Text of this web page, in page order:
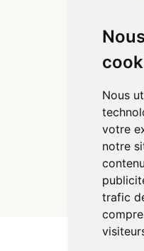
Nous
votre
notre
trafic
© 2026
Votre pharmacie